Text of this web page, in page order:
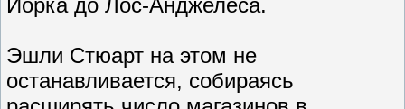
Йорка до Лос-Анджелеса.
Эшли Стюарт на этом не
останавливается, собираясь